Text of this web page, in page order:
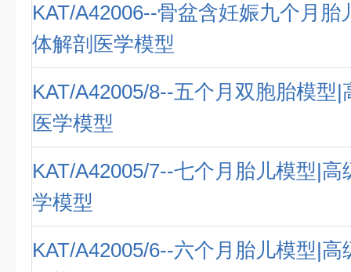
KAT/A42006--骨盆含妊娠九个月胎
体解剖医学模型
KAT/A42005/8--五个月双胞胎模型|
医学模型
KAT/A42005/7--七个月胎儿模型|高
学模型
KAT/A42005/6--六个月胎儿模型|高